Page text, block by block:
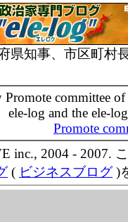
県知事、市区町村
committee
ele-log and the ele-
Promote
inc., 2004 - 2007.
( ビジネスブログ)